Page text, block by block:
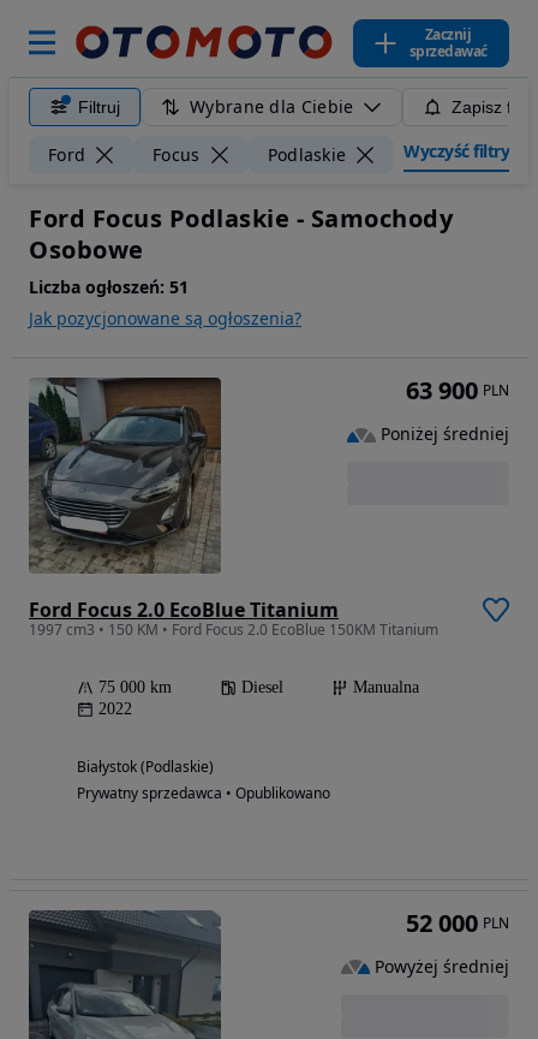
Zacznij
sprzedawać
Filtruj Wybrane dla Ciebie Zapisz
Ford Focus Podlaskie Wyczyść filtry
Ford Focus Podlaskie - Samochody
Osobowe
Liczba ogłoszeń: 51
Jak pozycjonowane są ogłoszenia?
Ford Focus 2.0 EcoBlue Titanium
1997 cm3 • 150 KM • Ford Focus 2.0 EcoBlue 150KM Titanium
75 000 km Diesel
Manualna
2022
Białystok (Podlaskie)
Prywatny sprzedawca • Opublikowano
63 900 PLN
Poniżej średniej
52 000 PLN
Powyżej średniej